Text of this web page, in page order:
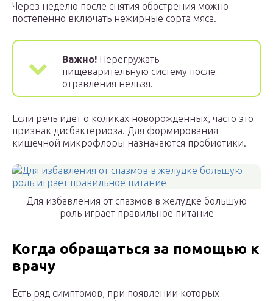
Через неделю после снятия обострения можно
постепенно включать нежирные сорта мяса.
Важно! Перегружать
пищеварительную систему после
отравления нельзя.
Если речь идет о коликах новорожденных, часто это
признак дисбактериоза. Для формирования
кишечной микрофлоры назначаются пробиотики.
Для избавления от спазмов в желудке большую
роль играет правильное питание
Когда обращаться за помощью к
врачу
Есть ряд симптомов, при появлении которых